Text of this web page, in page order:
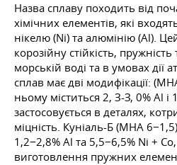
Назва сплаву походить від
хімічних елементів, які
нікелю (Ni) та алюмінію (Al).
корозійну стійкість,
морській воді та в умовах дії
сплав має дві модифікації:
ньому міститься 2, З-З, 0% Al і
застосовується в деталях,
міцність. Куніаль-Б (МНА
1,2−2,8% Al та 5,5−6,5% Ni +
виготовлення пружних